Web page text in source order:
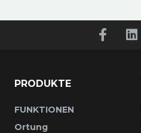
PRODUKTE
FUNKTIONEN
Ortung